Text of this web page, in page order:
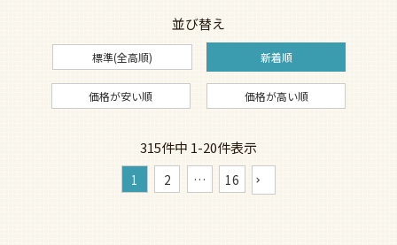
並び替え
標準(全高順) 新着順
価格が安い順 価格が高い順
315件中 1-20件表示
1 2 … 16